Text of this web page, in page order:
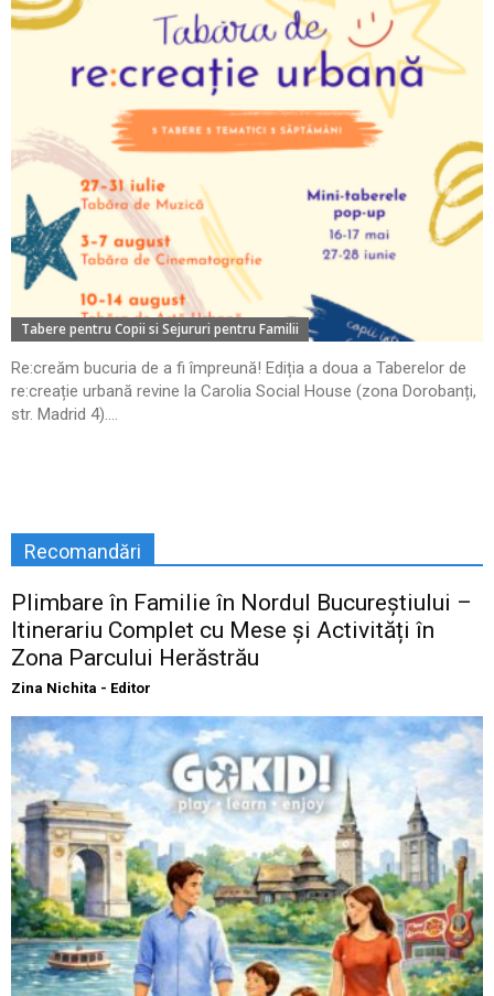
Tabere pentru Copii si Sejururi pentru Familii
Re:creăm bucuria de a fi împreună! Ediția a doua a Taberelor de
re:creație urbană revine la Carolia Social House (zona Dorobanți,
str. Madrid 4)....
Recomandări
Plimbare în Familie în Nordul Bucureștiului –
Itinerariu Complet cu Mese și Activități în
Zona Parcului Herăstrău
Zina Nichita - Editor